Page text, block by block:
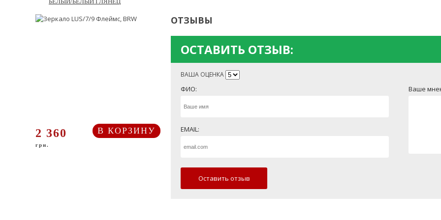
2 360
грн.
В КОРЗИНУ
ОТЗЫВЫ
ОСТАВИТЬ ОТЗЫВ:
ВАША ОЦЕНКА
ФИО:
EMAIL:
Ваше
Оставить отзыв